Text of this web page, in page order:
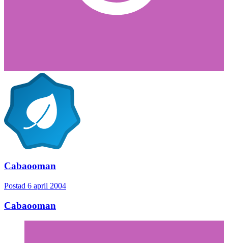
Cabaooman
Postad 6 april 2004
Cabaooman